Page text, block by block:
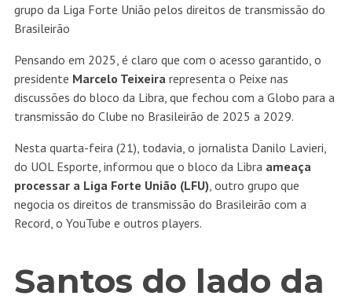
grupo da Liga Forte União pelos direitos de transmissão do
Brasileirão
Pensando em 2025, é claro que com o acesso garantido, o
presidente Marcelo Teixeirarepresenta o Peixe nas
discussões do bloco da Libra, que fechou com a Globo para a
transmissão do Clube no Brasileirão de 2025 a 2029.
Nesta quarta-feira (21), todavia, o jornalista Danilo Lavieri,
do UOL Esporte, informou que o bloco da Libra ameaça
processar a Liga Forte União (LFU), outro grupo que
negocia os direitos de transmissão do Brasileirão com a
Record, o YouTube e outros players.
Santos do lado da